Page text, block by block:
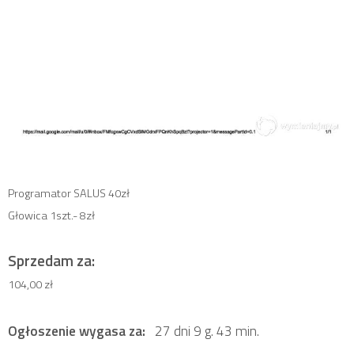
Programator SALUS 40zł
Głowica 1szt.- 8zł
Sprzedam za:
104,00 zł
Ogłoszenie wygasa za: 27 dni 9 g. 43 min.